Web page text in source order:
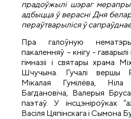
прадоўжылі шэраг
адбыцца ў верасні Дня
пераўтварыліся ў
Пра галоўную
пакаленняў – кнігу -
гімназіі і святары храма
Шчучына. Гучалі вершы
Мікалая Гумілёва, Ніла
Багдановіча, Валерыя
паэтаў. У інсцэніроўках
Васіля Цяпінскага і Сымона